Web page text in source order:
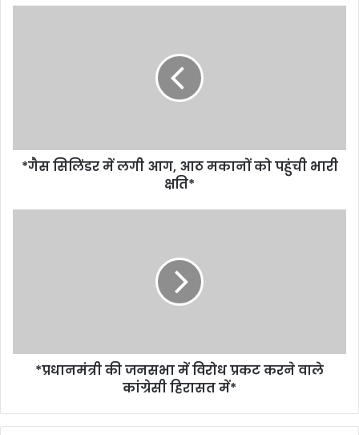
*गैस सिलिंडर में लगी आग, आठ मकानों को पहुंची भारी
क्षति*
*प्रधानमंत्री की जनसभा में विरोध प्रकट करने वाले
कांग्रेसी हिरासत में*